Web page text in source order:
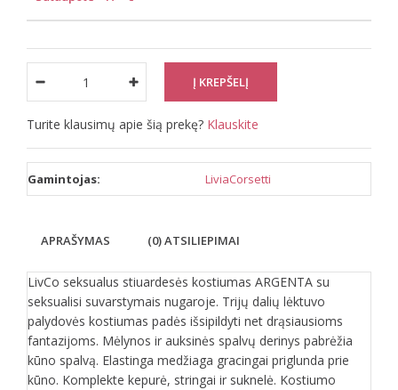
Turite klausimų apie šią prekę? Klauskite
Gamintojas: LiviaCorsetti
APRAŠYMAS (0) ATSILIEPIMAI
LivCo seksualus stiuardesės kostiumas ARGENTA su
seksualisi suvarstymais nugaroje. Trijų dalių lėktuvo
palydovės kostiumas padės išsipildyti net drąsiausioms
fantazijoms. Mėlynos ir auksinės spalvų derinys pabrėžia
kūno spalvą. Elastinga medžiaga gracingai priglunda prie
kūno. Komplekte kepurė, stringai ir suknelė. Kostiumo